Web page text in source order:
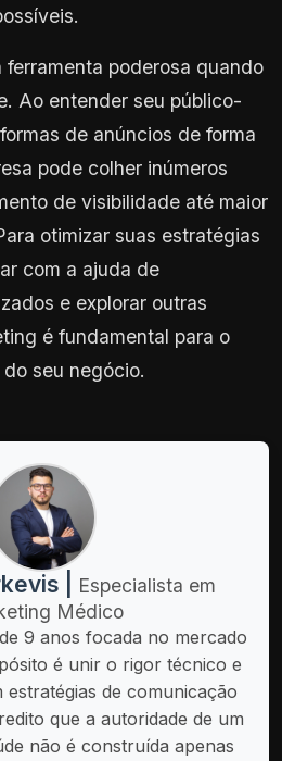
ferramenta poderosa quando
Ao entender seu público-
de anúncios de forma
pode colher inúmeros
de visibilidade até maior
otimizar suas estratégias
com a ajuda de
e explorar outras
é fundamental para o
seu negócio.
|
Especialista em
Médico
9 anos focada no mercado
é unir o rigor técnico e
estratégias de comunicação
que a autoridade de um
não é construída apenas